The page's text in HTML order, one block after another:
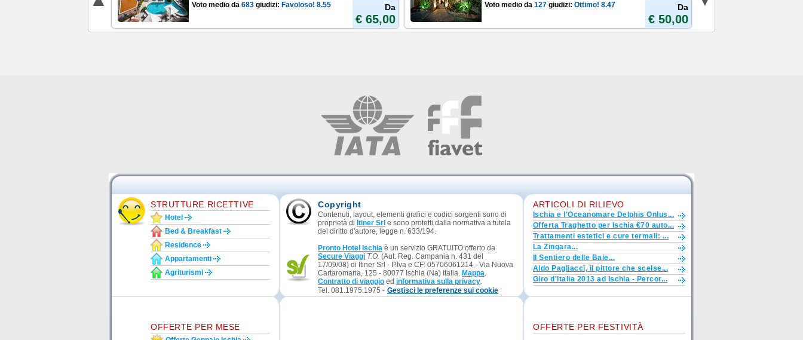
Voto medio da 683 giudizi: Favoloso! 8.55 Da
€ 65,00
Voto medio da 127 giudizi: Ottimo! 8.47 Da
€ 50,00
STRUTTURE RICETTIVE
Hotel
Bed & Breakfast
Residence
Appartamenti
Agriturismi
Copyright
Contenuti, layout, elementi grafici e codici sorgenti sono di
proprietà di Itiner Srl e sono protetti dalla normativa a tutela
del diritto d'autore, legge n. 633/194.
Pronto Hotel Ischia è un servizio GRATUITO offerto da
Secure Viaggi T.O. (Aut. Reg. Campania n. 431 del
17/09/08) di Itiner Srl - P.Iva e CF: 05706061214 - Via Nuova
Cartaromana, 125 - 80077 Ischia (Na) Italia. Mappa.
Contratto di viaggio ed informativa sulla privacy.
Tel. 081.1975.1975 - Gestisci le preferenze sui cookie
ARTICOLI DI RILIEVO
Ischia e l'Oceanomare Delphis Onlus...
Offerta Traghetto per Ischia €70 auto...
Trattamenti estetici e cure termali: ...
La Zingara...
Il Sentiero delle Baie...
Aldo Pagliacci, il pittore che scelse...
Giro d'Italia 2013 ad Ischia - Percor...
OFFERTE PER MESE OFFERTE PER FESTIVITÀ